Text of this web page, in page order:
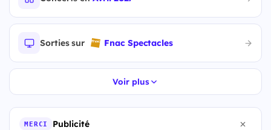
Sorties sur Fnac Spectacles
Voir plus
MERCI Publicité